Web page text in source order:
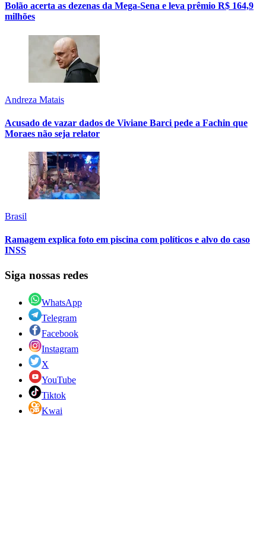
Bolão acerta as dezenas da Mega-Sena e leva prêmio R$ 164,9
milhões
Andreza Matais
Acusado de vazar dados de Viviane Barci pede a Fachin que
Moraes não seja relator
Brasil
Ramagem explica foto em piscina com políticos e alvo do caso
INSS
Siga nossas redes
WhatsApp
Telegram
Facebook
Instagram
X
YouTube
Tiktok
Kwai